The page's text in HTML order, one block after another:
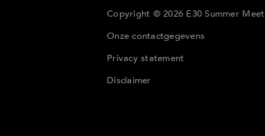
Copyright © 2026 E30 Summer Meet
Onze contactgegevens
Privacy statement
Disclaimer